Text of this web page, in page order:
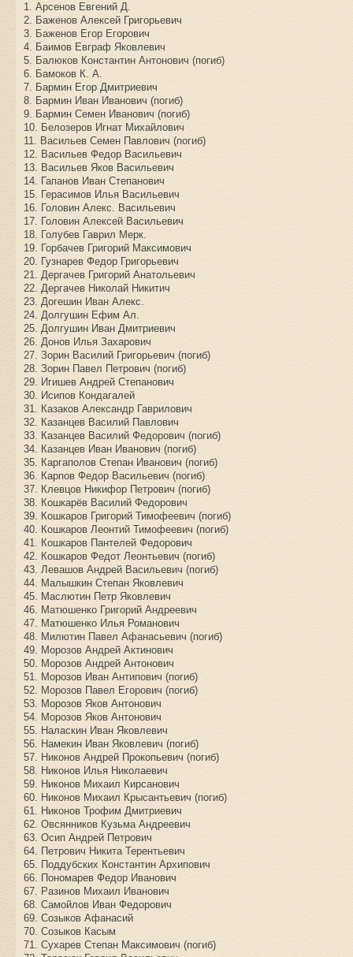
1. Арсенов Евгений Д.
2. Баженов Алексей Григорьевич
3. Баженов Егор Егорович
4. Баимов Евграф Яковлевич
5. Балюков Константин Антонович (погиб)
6. Бамоков К. А.
7. Бармин Егор Дмитриевич
8. Бармин Иван Иванович (погиб)
9. Бармин Семен Иванович (погиб)
10. Белозеров Игнат Михайлович
11. Васильев Семен Павлович (погиб)
12. Васильев Федор Васильевич
13. Васильев Яков Васильевич
14. Гапанов Иван Степанович
15. Герасимов Илья Васильевич
16. Головин Алекс. Васильевич
17. Головин Алексей Васильевич
18. Голубев Гаврил Мерк.
19. Горбачев Григорий Максимович
20. Гузнарев Федор Григорьевич
21. Дергачев Григорий Анатольевич
22. Дергачев Николай Никитич
23. Догешин Иван Алекс.
24. Долгушин Ефим Ал.
25. Долгушин Иван Дмитриевич
26. Донов Илья Захарович
27. Зорин Василий Григорьевич (погиб)
28. Зорин Павел Петрович (погиб)
29. Игишев Андрей Степанович
30. Исипов Кондагалей
31. Казаков Александр Гаврилович
32. Казанцев Василий Павлович
33. Казанцев Василий Федорович (погиб)
34. Казанцев Иван Иванович (погиб)
35. Каргаполов Степан Иванович (погиб)
36. Карпов Федор Васильевич (погиб)
37. Клевцов Никифор Петрович (погиб)
38. Кошкарёв Василий Федорович
39. Кошкаров Григорий Тимофеевич (погиб)
40. Кошкаров Леонтий Тимофеевич (погиб)
41. Кошкаров Пантелей Федорович
42. Кошкаров Федот Леонтьевич (погиб)
43. Левашов Андрей Васильевич (погиб)
44. Малышкин Степан Яковлевич
45. Маслютин Петр Яковлевич
46. Матюшенко Григорий Андреевич
47. Матюшенко Илья Романович
48. Милютин Павел Афанасьевич (погиб)
49. Морозов Андрей Актинович
50. Морозов Андрей Антонович
51. Морозов Иван Антипович (погиб)
52. Морозов Павел Егорович (погиб)
53. Морозов Яков Антонович
54. Морозов Яков Антонович
55. Наласкин Иван Яковлевич
56. Намекин Иван Яковлевич (погиб)
57. Никонов Андрей Прокопьевич (погиб)
58. Никонов Илья Николаевич
59. Никонов Михаил Кирсанович
60. Никонов Михаил Крысантьевич (погиб)
61. Никонов Трофим Дмитриевич
62. Овсянников Кузьма Андреевич
63. Осип Андрей Петрович
64. Петрович Никита Терентьевич
65. Поддубских Константин Архипович
66. Пономарев Федор Иванович
67. Разинов Михаил Иванович
68. Самойлов Иван Федорович
69. Созыков Афанасий
70. Созыков Касым
71. Сухарев Степан Максимович (погиб)